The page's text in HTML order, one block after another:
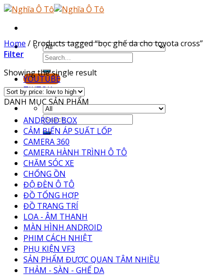
Skip
content
YOUTUBE
TIKTOK
Home / Products tagged “bọc ghế da cho toyota cross”
Filter
Showing the single result
DANH MỤC SẢN PHẨM
ANDROID BOX
CẢM BIẾN ÁP SUẤT LỐP
CAMERA 360
CAMERA HÀNH TRÌNH Ô TÔ
CHĂM SÓC XE
CHỐNG ỒN
ĐỘ ĐÈN Ô TÔ
ĐỒ TỔNG HỢP
ĐỒ TRANG TRÍ
LOA - ÂM THANH
MÀN HÌNH ANDROID
PHIM CÁCH NHIỆT
PHỤ KIỆN VF3
SẢN PHẨM ĐƯỢC QUAN TÂM NHIỀU
THẢM - SÀN - GHẾ DA